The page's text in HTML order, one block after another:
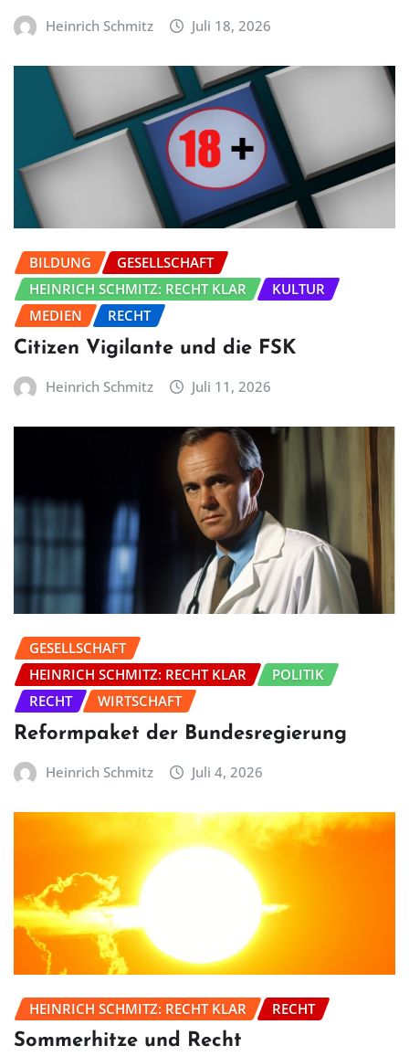
Heinrich Schmitz Juli 18, 2026
BILDUNG
GESELLSCHAFT
HEINRICH SCHMITZ: RECHT KLAR
KULTUR
MEDIEN
RECHT
Citizen Vigilante und die FSK
Heinrich Schmitz Juli 11, 2026
GESELLSCHAFT
HEINRICH SCHMITZ: RECHT KLAR
POLITIK
RECHT
WIRTSCHAFT
Reformpaket der Bundesregierung
Heinrich Schmitz Juli 4, 2026
HEINRICH SCHMITZ: RECHT KLAR RECHT
Sommerhitze und Recht